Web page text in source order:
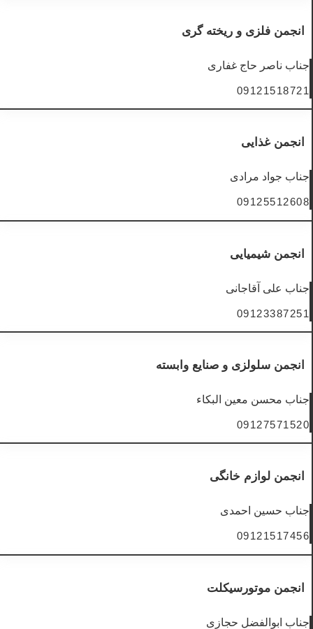
انجمن فلزی و ریخته گری
جناب ناصر حاج غفاری
09121518721
انجمن غذایی
جناب جواد مرادی
09125512608
انجمن شیمیایی
جناب علی آقاجانی
09123387251
انجمن سلولزی و صنایع وابسته
جناب محسن معین البکاء
09127571520
انجمن لوازم خانگی
جناب حسین احمدی
09121517456
انجمن موتورسیکلت
جناب ابوالفضل حجازی